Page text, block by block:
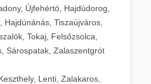
Újfehértó, Hajdúdorog,
Hajdúnánás, Tiszaújváros,
Tokaj, Felsőzsolca,
Sárospatak, Zalaszentgrót
Lenti, Zalakaros,